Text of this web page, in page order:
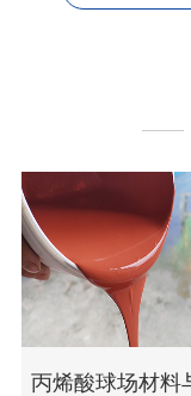
丙烯酸球场材料